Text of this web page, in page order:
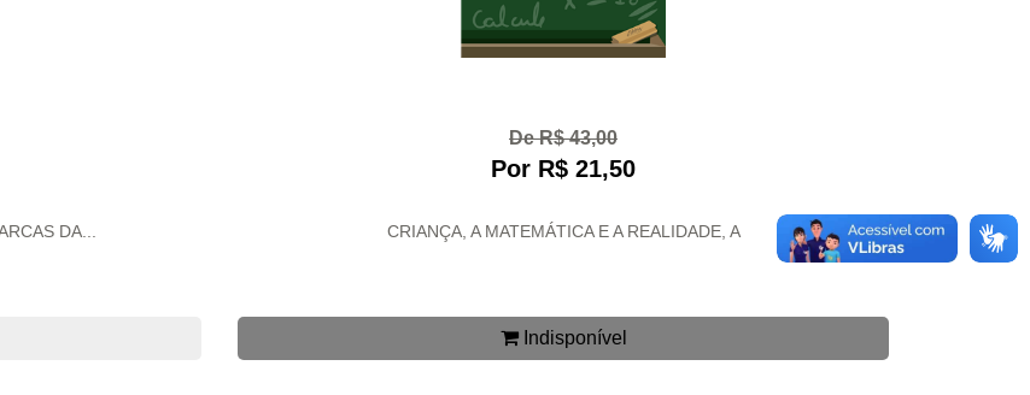
DA...
De R$ 43,00
Por R$ 21,50
CRIANÇA, A MATEMÁTICA E A REALIDADE, A
Indisponível